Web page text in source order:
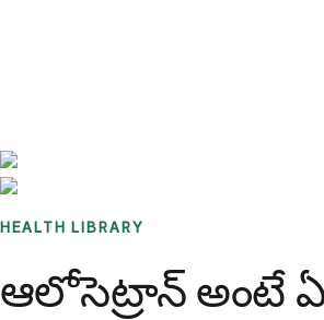
HEALTH LIBRARY
ఆలోసెట్రాన్ అంటే